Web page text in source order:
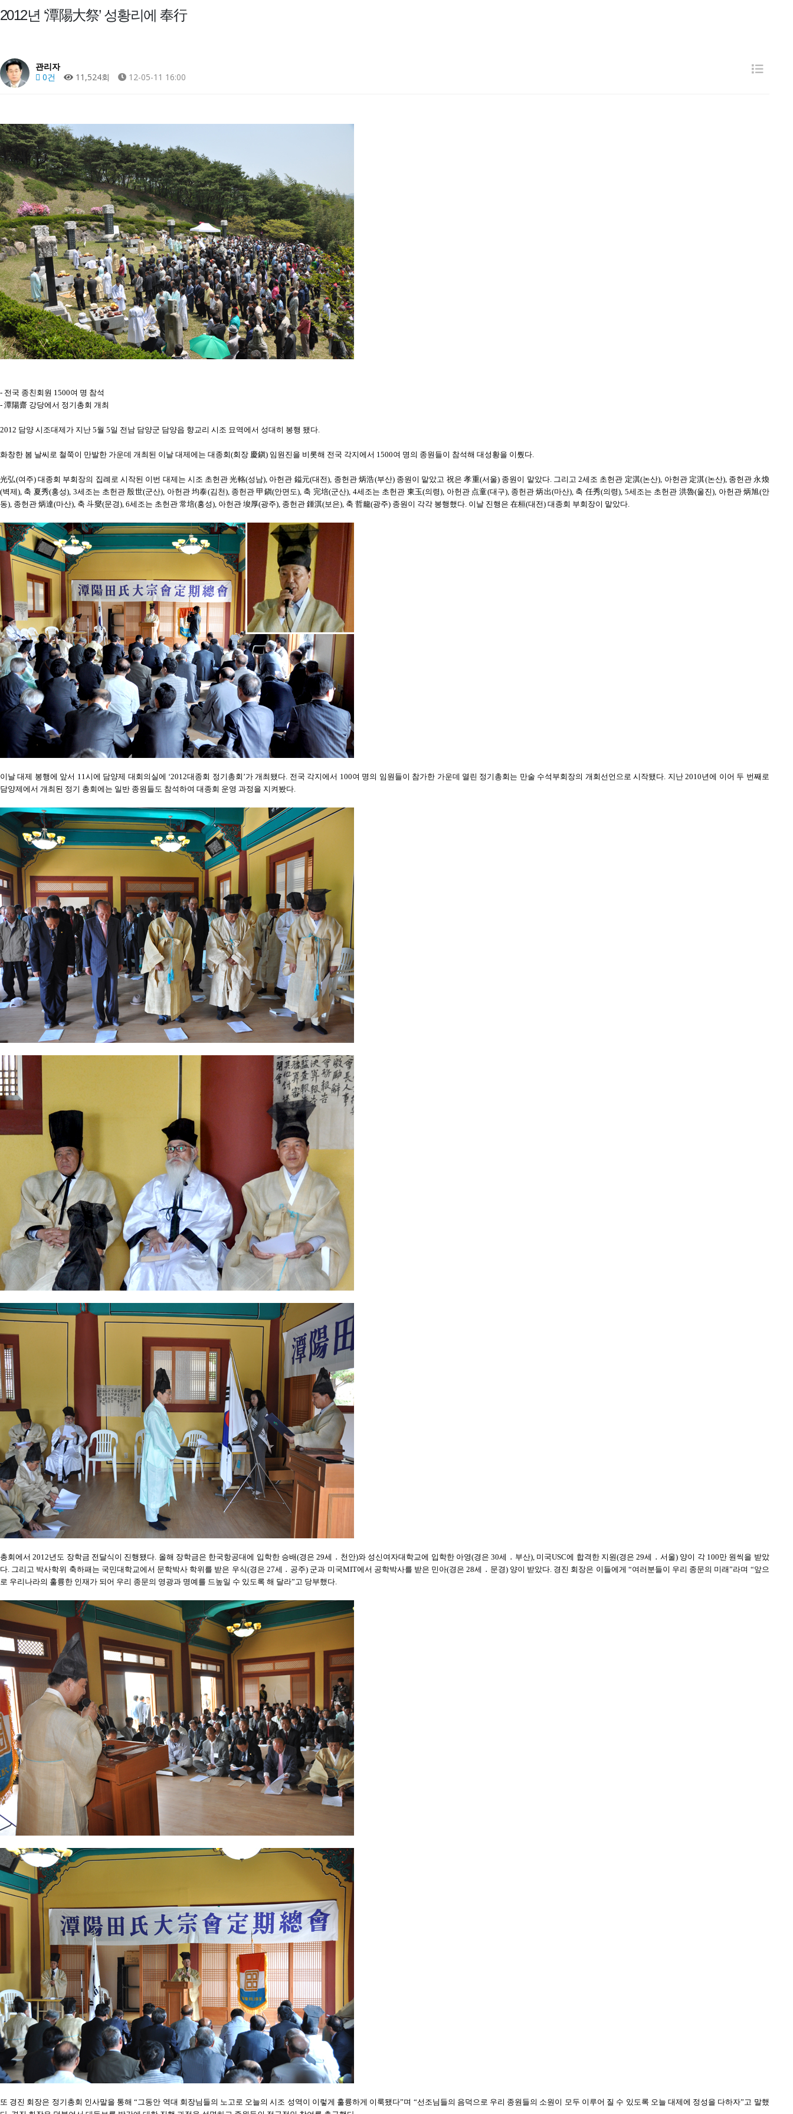
2012년 ‘潭陽大祭’ 성황리에 奉行
관리자
0건
11,524회 12-05-11 16:00
- 전국 종친회원 1500여 명 참석
- 潭陽齋 강당에서 정기총회 개최
2012 담양 시조대제가 지난 5월 5일 전남 담양군 담양읍 향교리 시조 묘역에서 성대히 봉행 됐다.
화창한 봄 날씨로 철쭉이 만발한 가운데 개최된 이날 대제에는 대종회(회장 慶鎭) 임원진을 비롯해 전국 각지에서 1500여 명의 종원들이 참석해 대성황을 이뤘다.
光弘(여주) 대종회 부회장의 집례로 시작된 이번 대제는 시조 초헌관 光輅(성남), 아헌관 鎰元(대전), 종헌관 炳浩(부산) 종원이 맡았고 祝은 孝重(서울) 종원이 맡았다. 그리고 2세조 초헌관 定淇(논산), 아헌관 定淇(논산), 종헌관 永煥
(벽제), 축 夏秀(홍성), 3세조는 초헌관 殷世(군산), 아헌관 均泰(김천), 종헌관 甲鎭(안면도), 축 完培(군산), 4세조는 초헌관 東玉(의령), 아헌관 点童(대구), 종헌관 炳出(마산), 축 任秀(의령), 5세조는 초헌관 洪魯(울진), 아헌관 炳旭(안
동), 종헌관 炳達(마산), 축 斗燮(문경), 6세조는 초헌관 常培(홍성), 아헌관 埈厚(광주), 종헌관 鍾淇(보은), 축 哲龍(광주) 종원이 각각 봉행했다. 이날 진행은 在桓(대전) 대종회 부회장이 맡았다.
이날 대제 봉행에 앞서 11시에 담양제 대회의실에 ‘2012대종회 정기총회’가 개최됐다. 전국 각지에서 100여 명의 임원들이 참가한 가운데 열린 정기총회는 만술 수석부회장의 개회선언으로 시작됐다. 지난 2010년에 이어 두 번째로
담양제에서 개최된 정기 총회에는 일반 종원들도 참석하여 대종회 운영 과정을 지켜봤다.
총회에서 2012년도 장학금 전달식이 진행됐다. 올해 장학금은 한국항공대에 입학한 승배(경은 29세 ․ 천안)와 성신여자대학교에 입학한 아영(경은 30세 ․ 부산), 미국USC에 합격한 지원(경은 29세 ․ 서울) 양이 각 100만 원씩을 받았
다. 그리고 박사학위 축하패는 국민대학교에서 문학박사 학위를 받은 우식(경은 27세 ․ 공주) 군과 미국MIT에서 공학박사를 받은 민아(경은 28세 ․ 문경) 양이 받았다. 경진 회장은 이들에게 “여러분들이 우리 종문의 미래”라며 “앞으
로 우리나라의 훌륭한 인재가 되어 우리 종문의 영광과 명예를 드높일 수 있도록 해 달라”고 당부했다.
또 경진 회장은 정기총회 인사말을 통해 “그동안 역대 회장님들의 노고로 오늘의 시조 성역이 이렇게 훌륭하게 이룩됐다”며 “선조님들의 음덕으로 우리 종원들의 소원이 모두 이루어 질 수 있도록 오늘 대제에 정성을 다하자”고 말했